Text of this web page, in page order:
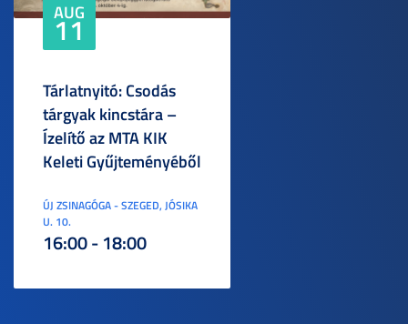
AUG
11
Tárlatnyitó: Csodás
tárgyak kincstára –
Ízelítő az MTA KIK
Keleti Gyűjteményéből
ÚJ ZSINAGÓGA - SZEGED, JÓSIKA
U. 10.
16:00 - 18:00